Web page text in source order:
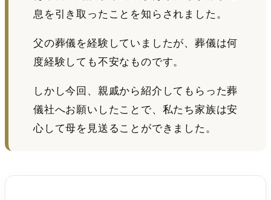
息を引き取ったことを知らされました。
父の葬儀を経験していましたが、葬儀は何
度経験しても不安なものです。
しかし今回、親戚から紹介してもらった葬
儀社へお願いしたことで、私たち家族は安
心して母を見送ることができました。